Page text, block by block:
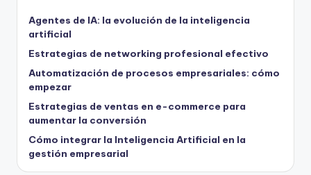
Agentes de IA: la evolución de la inteligencia
artificial
Estrategias de networking profesional efectivo
Automatización de procesos empresariales: cómo
empezar
Estrategias de ventas en e-commerce para
aumentar la conversión
Cómo integrar la Inteligencia Artificial en la
gestión empresarial